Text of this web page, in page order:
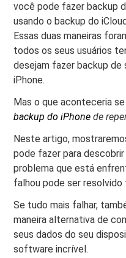
você pode fazer backup
usando o backup do
Essas duas maneiras
todos os seus usuários
desejam fazer backup de
iPhone.
Mas o que aconteceria
backup do iPhone de
Neste artigo,
pode fazer para
problema que está
falhou pode ser
Se tudo mais falhar,
maneira alternativa de
seus dados do seu
software incrível.